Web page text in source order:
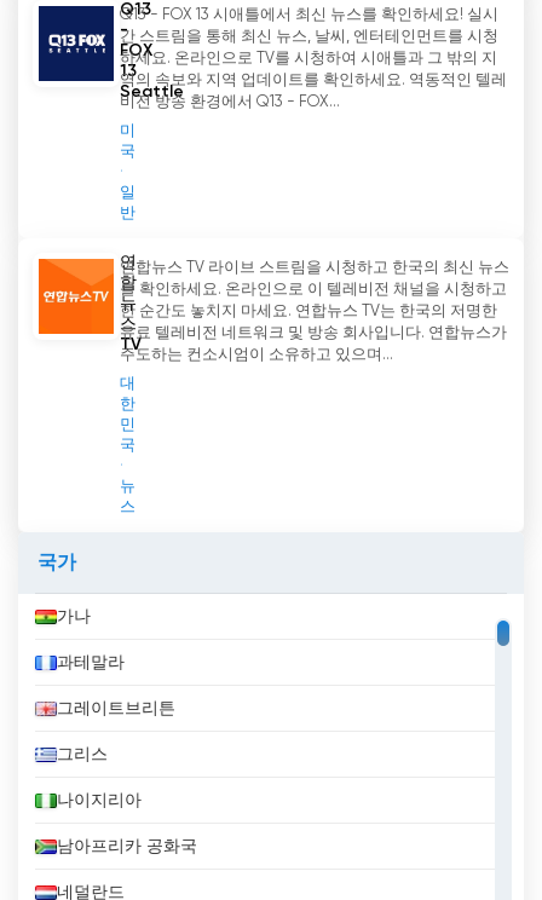
Q13
-
FOX
13
Seattle
미
국
일
반
Q13 - FOX 13 시애틀에서 최신 뉴스를 확인하세요! 실시
간 스트림을 통해 최신 뉴스, 날씨, 엔터테인먼트를 시청
하세요. 온라인으로 TV를 시청하여 시애틀과 그 밖의 지
역의 속보와 지역 업데이트를 확인하세요. 역동적인 텔레
비전 방송 환경에서 Q13 - FOX...
연
합
뉴
스
TV
대
한
민
국
뉴
스
연합뉴스 TV 라이브 스트림을 시청하고 한국의 최신 뉴스
를 확인하세요. 온라인으로 이 텔레비전 채널을 시청하고
한 순간도 놓치지 마세요. 연합뉴스 TV는 한국의 저명한
유료 텔레비전 네트워크 및 방송 회사입니다. 연합뉴스가
주도하는 컨소시엄이 소유하고 있으며...
국가
가나
과테말라
그레이트브리튼
그리스
나이지리아
남아프리카 공화국
네덜란드